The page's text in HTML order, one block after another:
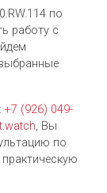
по
работу с
+7 (926) 049-
, Вы
по